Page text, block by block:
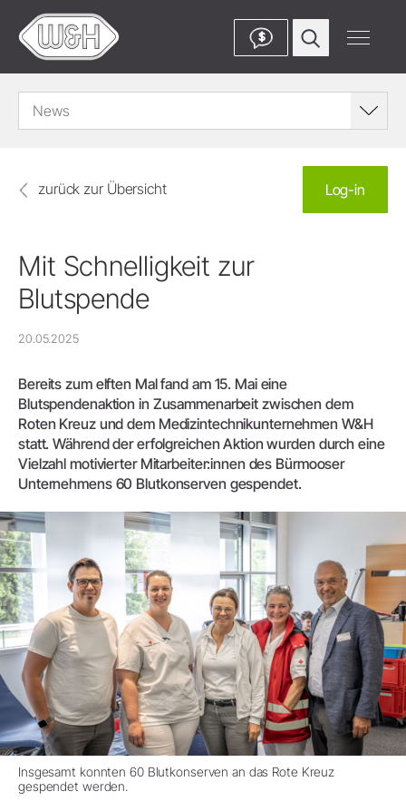
$
News
zurück zur Übersicht Log-in
Mit Schnelligkeit zur
Blutspende
20.05.2025
Bereits zum elften Mal fand am 15. Mai eine
Blutspendenaktion in Zusammenarbeit zwischen dem
Roten Kreuz und dem Medizintechnikunternehmen W&H
statt. Während der erfolgreichen Aktion wurden durch eine
Vielzahl motivierter Mitarbeiter:innen des Bürmooser
Unternehmens 60 Blutkonserven gespendet.
Insgesamt konnten 60 Blutkonserven an das Rote Kreuz
gespendet werden.